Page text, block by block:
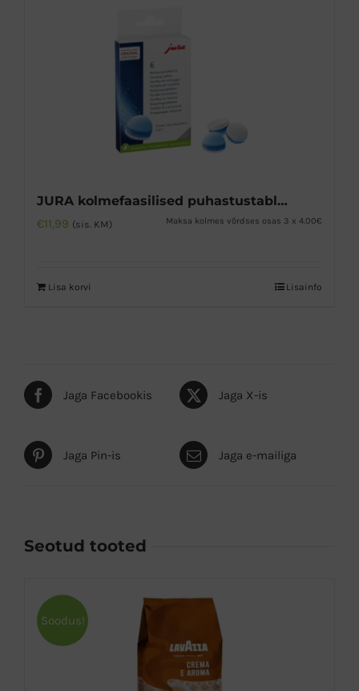
JURA kolmefaasilised puhastustabletid 6tk
€11,99 (sis. KM) Maksa kolmes võrdses osas 3 x 4.00€
Lisa korvi Lisainfo
Jaga Facebookis Jaga X-is
Jaga Pin-is Jaga e-mailiga
Seotud tooted
Soodus!